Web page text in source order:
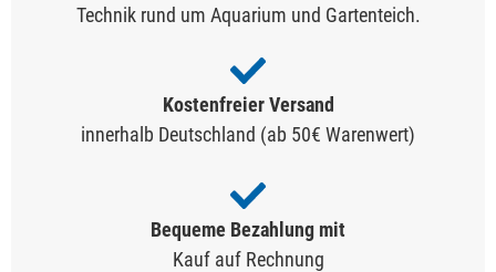
Technik rund um Aquarium und Gartenteich.
Kostenfreier Versand
innerhalb Deutschland (ab 50€ Warenwert)
Bequeme Bezahlung mit
Kauf auf Rechnung